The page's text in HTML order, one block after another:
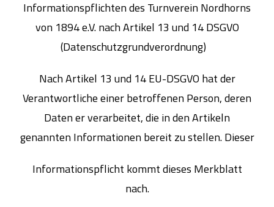
Informationspflichten des Turnverein Nordhorns
von 1894 e.V. nach Artikel 13 und 14 DSGVO
(Datenschutzgrundverordnung)
Nach Artikel 13 und 14 EU-DSGVO hat der
Verantwortliche einer betroffenen Person, deren
Daten er verarbeitet, die in den Artikeln
genannten Informationen bereit zu stellen. Dieser
Informationspflicht kommt dieses Merkblatt
nach.